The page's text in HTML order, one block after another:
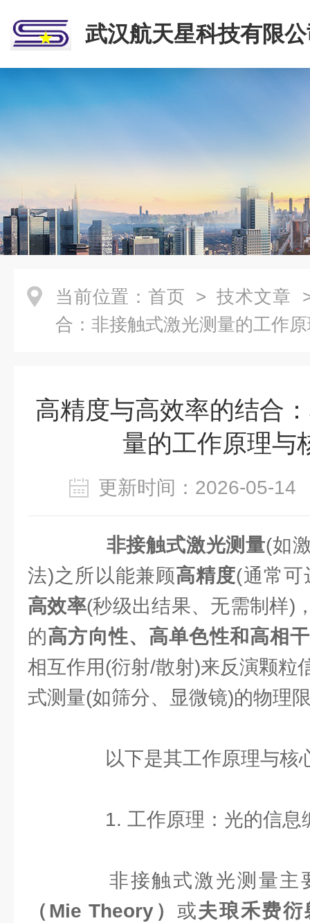
武汉航天星科技有限
当前位置： 首页 > 技术文章
合：非接触式激光测量的工作
高精度与高效率的结合
量的工作原理与
更新时间：2026-05-
非接触式激光测量(如
法)之所以能兼顾高精度(通常可
高效率(秒级出结果、无需制样)
的高方向性、高单色性和高相
相互作用(衍射/散射)来反演颗粒
式测量(如筛分、显微镜)的物理
以下是其工作原理与核
1. 工作原理：光的信息
非接触式激光测量主
（Mie Theory） 或夫琅禾费